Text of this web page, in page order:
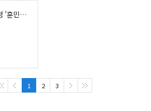
제5공병여단 초청 '훈민정음' 특강
1 2 3